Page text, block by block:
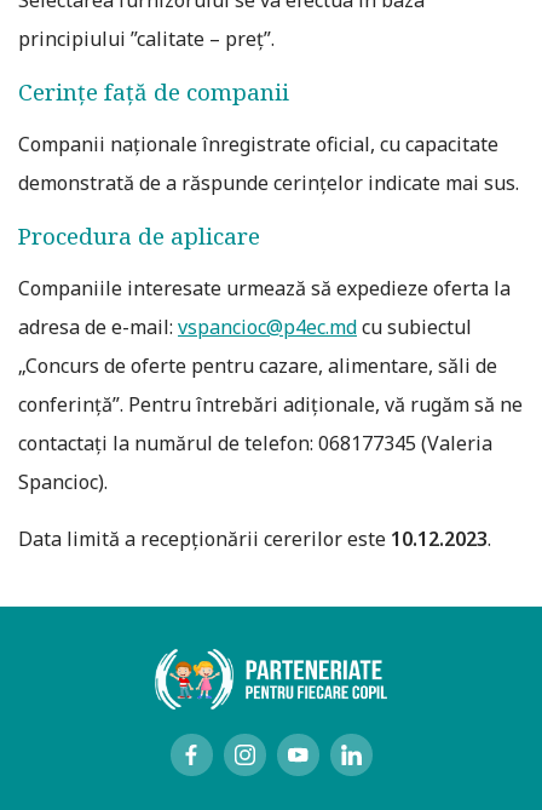
principiului ”calitate – preț”.
Cerințe față de companii
Companii naționale înregistrate oficial, cu capacitate
demonstrată de a răspunde cerințelor indicate mai sus.
Procedura de aplicare
Companiile interesate urmează să expedieze oferta la
adresa de e-mail: vspancioc@p4ec.mdcu subiectul
„Concurs de oferte pentru cazare, alimentare, săli de
conferință”. Pentru întrebări adiționale, vă rugăm să ne
contactați la numărul de telefon: 068177345 (Valeria
Spancioc).
Data limită a recepționării cererilor este 10.12.2023.